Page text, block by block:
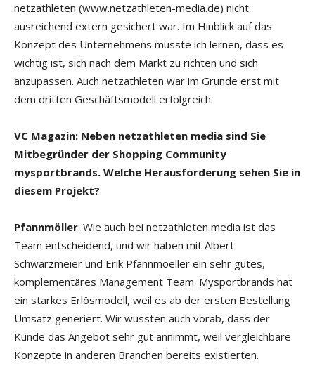
netzathleten (www.netzathleten-media.de) nicht
ausreichend extern gesichert war. Im Hinblick auf das
Konzept des Unternehmens musste ich lernen, dass es
wichtig ist, sich nach dem Markt zu richten und sich
anzupassen. Auch netzathleten war im Grunde erst mit
dem dritten Geschäftsmodell erfolgreich.
VC Magazin: Neben netzathleten media sind Sie
Mitbegründer der Shopping Community
mysportbrands. Welche Herausforderung sehen Sie in
diesem Projekt?
Pfannmöller: Wie auch bei netzathleten media ist das
Team entscheidend, und wir haben mit Albert
Schwarzmeier und Erik Pfannmoeller ein sehr gutes,
komplementäres Management Team. Mysportbrands hat
ein starkes Erlösmodell, weil es ab der ersten Bestellung
Umsatz generiert. Wir wussten auch vorab, dass der
Kunde das Angebot sehr gut annimmt, weil vergleichbare
Konzepte in anderen Branchen bereits existierten.